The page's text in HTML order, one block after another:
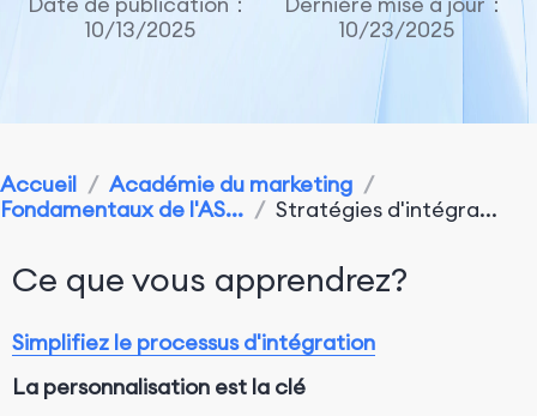
10/13/2025
10/23/2025
Accueil / Académie du marketing /
Fondamentaux de l'AS... / Stratégies d'intégra...
Ce que vous apprendrez?
Simplifiez le processus d'intégration
La personnalisation est la clé